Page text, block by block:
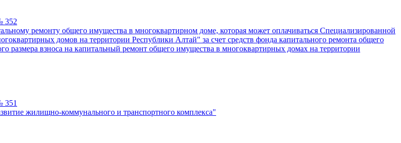
352
ремонту общего имущества в многоквартирном доме, которая может оплачиваться Специализированной
домов на территории Республики Алтай" за счет средств фонда капитального ремонта общего
размера взноса на капитальный ремонт общего имущества в многоквартирных домах на территории
351
жилищно-коммунального и транспортного комплекса"